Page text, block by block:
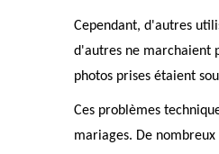
Cependant, d'autres
d'autres ne marchaient
photos prises étaient
Ces problèmes
mariages. De